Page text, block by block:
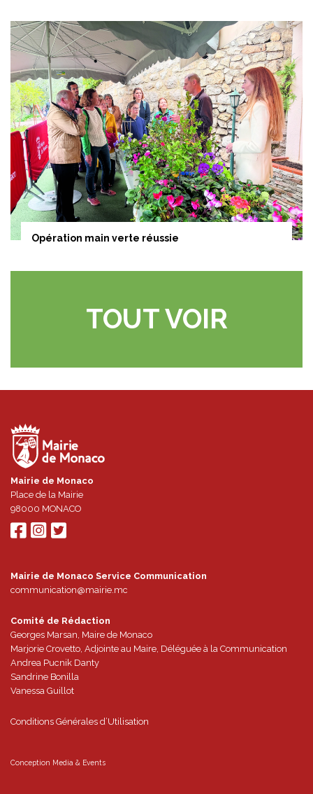
Opération main verte réussie
TOUT VOIR
Mairie de Monaco
Place de la Mairie
98000 MONACO
Mairie de Monaco Service Communication
communication@mairie.mc
Comité de Rédaction
Georges Marsan, Maire de Monaco
Marjorie Crovetto, Adjointe au Maire, Déléguée à la Communication
Andrea Pucnik Danty
Sandrine Bonilla
Vanessa Guillot
Conditions Générales d’Utilisation
Conception Media & Events